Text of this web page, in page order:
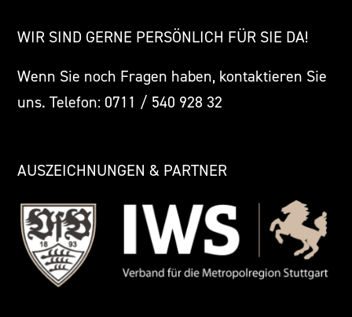
WIR SIND GERNE PERSÖNLICH FÜR SIE DA!
Wenn Sie noch Fragen haben, kontaktieren Sie
uns. Telefon: 0711 / 540 928 32
AUSZEICHNUNGEN & PARTNER